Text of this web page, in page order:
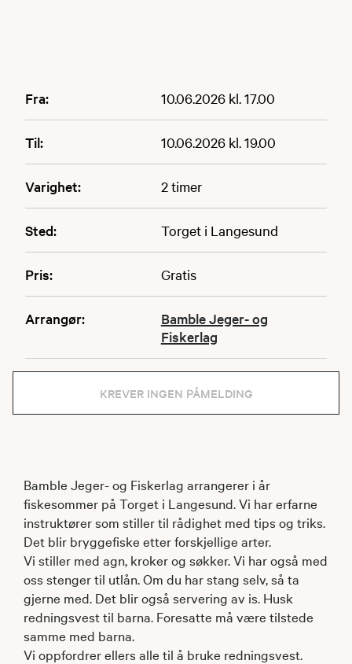
Fra: 10.06.2026 kl. 17.00
Til: 10.06.2026 kl. 19.00
Varighet: 2 timer
Sted: Torget i Langesund
Pris: Gratis
Arrangør:
Bamble Jeger- og
Fiskerlag
KREVER INGEN PÅMELDING
Bamble Jeger- og Fiskerlag arrangerer i år
fiskesommer på Torget i Langesund. Vi har erfarne
instruktører som stiller til rådighet med tips og triks.
Det blir bryggefiske etter forskjellige arter.
Vi stiller med agn, kroker og søkker. Vi har også med
oss stenger til utlån. Om du har stang selv, så ta
gjerne med. Det blir også servering av is. Husk
redningsvest til barna. Foresatte må være tilstede
samme med barna.
Vi oppfordrer ellers alle til å bruke redningsvest.